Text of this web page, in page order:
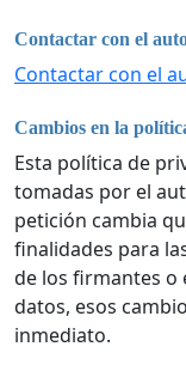
Contactar con el
Contactar con el
Cambios en la
Esta política de
tomadas por el
petición cambia
finalidades para
de los firmantes o
datos, esos
inmediato.